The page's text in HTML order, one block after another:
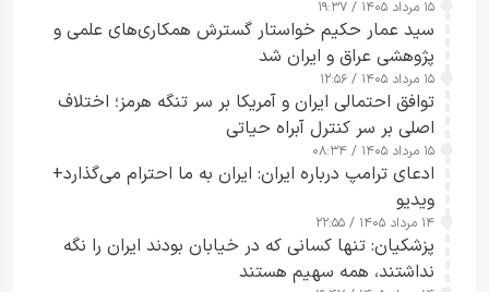
۱۵ مرداد ۱۴۰۵ / ۱۹:۳۷
سید عمار حکیم خواستار گسترش همکاری‌های علمی و
پژوهشی عراق و ایران شد
۱۵ مرداد ۱۴۰۵ / ۱۲:۵۶
توافق احتمالی ایران و آمریکا بر سر تنگه هرمز؛ اختلاف
اصلی بر سر کنترل آبراه حیاتی
۱۵ مرداد ۱۴۰۵ / ۰۸:۳۴
ادعای ترامپ درباره ایران: ایران به ما احترام می‌گذارد+
ویدیو
۱۴ مرداد ۱۴۰۵ / ۲۲:۵۵
پزشکیان: تنها کسانی که در خیابان بودند ایران را نگه
نداشتند، همه سهیم هستند